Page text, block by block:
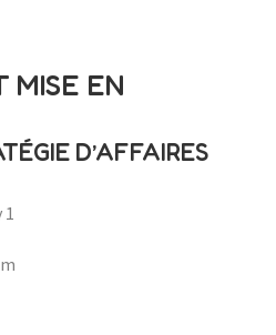
MISE EN
D’AFFAIRES